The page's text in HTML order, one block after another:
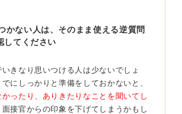
選んだのか
ギャップは何か
報をもとに企業理解と自己分析を深
かない人は、そのまま使える逆質問
してください
きなり思いつける人は少ないでしょ
にしっかりと準備をしておかないと、
ったり、ありきたりなことを聞いてし
面接官からの印象を下げてしまうかもし